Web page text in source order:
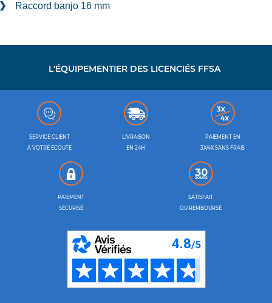
Raccord banjo 16 mm
L'ÉQUIPEMENTIER DES LICENCIÉS FFSA
SERVICE CLIENT
À VOTRE ÉCOUTE
LIVRAISON
EN 24H
PAIEMENT EN
3X/4X SANS FRAIS
PAIEMENT
SÉCURISÉ
SATISFAIT
OU REMBOURSÉ